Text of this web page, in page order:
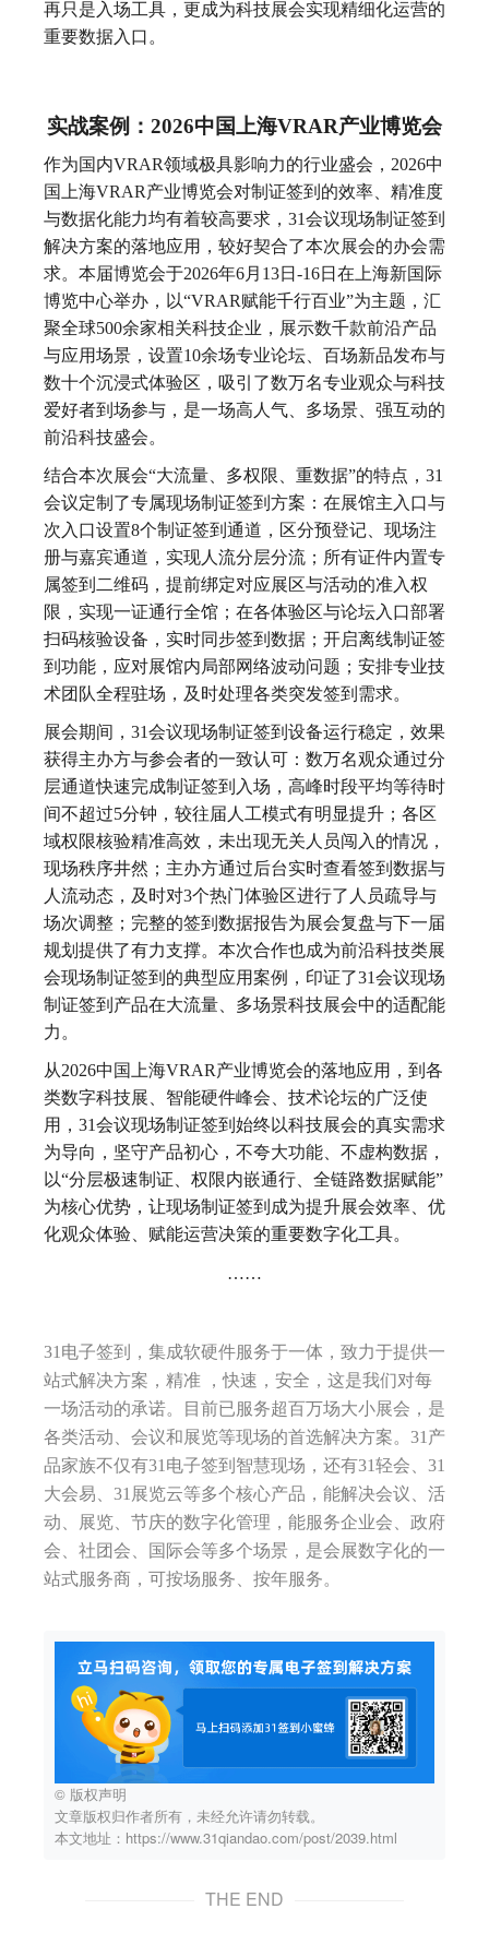
再只是入场工具，更成为科技展会实现精细化运营的
重要数据入口。
实战案例：2026中国上海VRAR产业博览会
作为国内VRAR领域极具影响力的行业盛会，2026中
国上海VRAR产业博览会对制证签到的效率、精准度
与数据化能力均有着较高要求，31会议现场制证签到
解决方案的落地应用，较好契合了本次展会的办会需
求。本届博览会于2026年6月13日-16日在上海新国际
博览中心举办，以“VRAR赋能千行百业”为主题，汇
聚全球500余家相关科技企业，展示数千款前沿产品
与应用场景，设置10余场专业论坛、百场新品发布与
数十个沉浸式体验区，吸引了数万名专业观众与科技
爱好者到场参与，是一场高人气、多场景、强互动的
前沿科技盛会。
结合本次展会“大流量、多权限、重数据”的特点，31
会议定制了专属现场制证签到方案：在展馆主入口与
次入口设置8个制证签到通道，区分预登记、现场注
册与嘉宾通道，实现人流分层分流；所有证件内置专
属签到二维码，提前绑定对应展区与活动的准入权
限，实现一证通行全馆；在各体验区与论坛入口部署
扫码核验设备，实时同步签到数据；开启离线制证签
到功能，应对展馆内局部网络波动问题；安排专业技
术团队全程驻场，及时处理各类突发签到需求。
展会期间，31会议现场制证签到设备运行稳定，效果
获得主办方与参会者的一致认可：数万名观众通过分
层通道快速完成制证签到入场，高峰时段平均等待时
间不超过5分钟，较往届人工模式有明显提升；各区
域权限核验精准高效，未出现无关人员闯入的情况，
现场秩序井然；主办方通过后台实时查看签到数据与
人流动态，及时对3个热门体验区进行了人员疏导与
场次调整；完整的签到数据报告为展会复盘与下一届
规划提供了有力支撑。本次合作也成为前沿科技类展
会现场制证签到的典型应用案例，印证了31会议现场
制证签到产品在大流量、多场景科技展会中的适配能
力。
从2026中国上海VRAR产业博览会的落地应用，到各
类数字科技展、智能硬件峰会、技术论坛的广泛使
用，31会议现场制证签到始终以科技展会的真实需求
为导向，坚守产品初心，不夸大功能、不虚构数据，
以“分层极速制证、权限内嵌通行、全链路数据赋能”
为核心优势，让现场制证签到成为提升展会效率、优
化观众体验、赋能运营决策的重要数字化工具。
……
31电子签到，集成软硬件服务于一体，致力于提供一
站式解决方案，精准 ，快速，安全，这是我们对每
一场活动的承诺。目前已服务超百万场大小展会，是
各类活动、会议和展览等现场的首选解决方案。31产
品家族不仅有31电子签到智慧现场，还有31轻会、31
大会易、31展览云等多个核心产品，能解决会议、活
动、展览、节庆的数字化管理，能服务企业会、政府
会、社团会、国际会等多个场景，是会展数字化的一
站式服务商，可按场服务、按年服务。
© 版权声明
文章版权归作者所有，未经允许请勿转载。
本文地址：https://www.31qiandao.com/post/2039.html
THE END